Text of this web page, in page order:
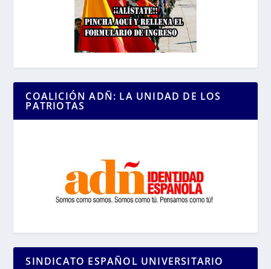
COALICIÓN ADÑ: LA UNIDAD DE LOS
PATRIOTAS
SINDICATO ESPAÑOL UNIVERSITARIO